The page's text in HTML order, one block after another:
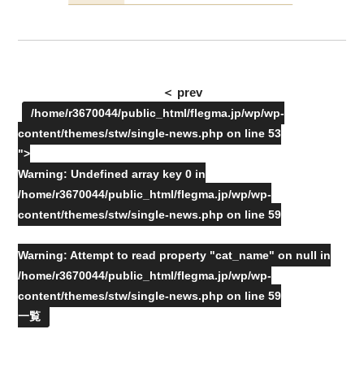
＜ prev
/home/r3670044/public_html/flegma.jp/wp/wp-
content/themes/stw/single-news.php on line53
">
Warning: Undefined array key 0 in
/home/r3670044/public_html/flegma.jp/wp/wp-
content/themes/stw/single-news.php on line59
Warning: Attempt to read property "cat_name" on null in
/home/r3670044/public_html/flegma.jp/wp/wp-
content/themes/stw/single-news.php on line59
一覧